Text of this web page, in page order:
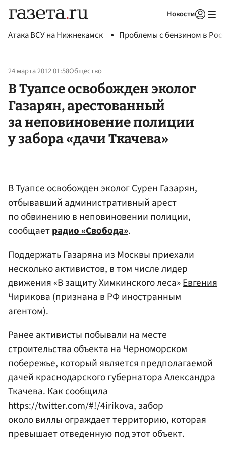
Новости
Атака ВСУ на Нижнекамск Проблемы с бензином в
24 марта 2012 01:58Общество
В Туапсе освобожден эколог
Газарян, арестованный
за неповиновение полиции
у забора «дачи Ткачева»
В Туапсе освобожден эколог СуренГазарян,
отбывавший административный арест
по обвинению в неповиновении полиции,
сообщаетрадио «Свобода».
Поддержать Газаряна из Москвы приехали
несколько активистов, в том числе лидер
движения «В защиту Химкинского леса»Евгения
Чирикова(признана в РФ иностранным
агентом).
Ранее активисты побывали на месте
строительства объекта на Черноморском
побережье, который является предполагаемой
дачей краснодарского губернатораАлександра
Ткачева. Как сообщила
https://twitter.com/#!/4irikova, забор
около виллы ограждает территорию, которая
превышает отведенную под этот объект.